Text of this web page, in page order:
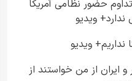
حضور نظامی آمریکا
ویدیو
نداریم+ ویدیو
ایران از من خواستند از